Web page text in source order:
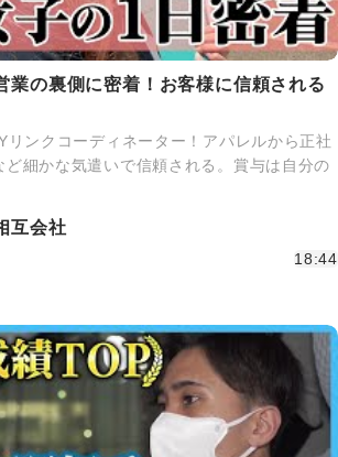
業の裏側に密着！お客様に信頼される
リンクコーディネーター！アパレルから正社
ど細かな気遣いで信頼される。賞与は自分の
互会社
18:44